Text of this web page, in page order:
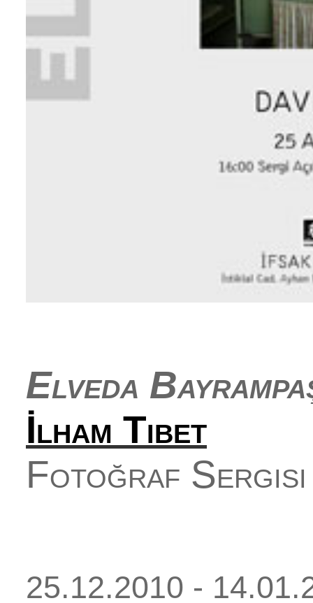
Elveda
İlham Tibet
Fotoğraf Sergisi
25.12.2010 -